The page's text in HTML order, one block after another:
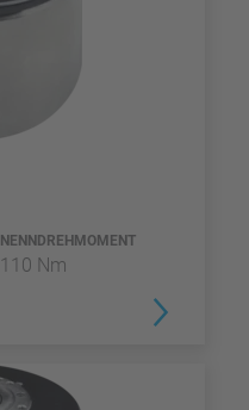
NENNDREHMOMENT
110 Nm